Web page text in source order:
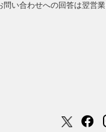
問い合わせへの回答は翌営業